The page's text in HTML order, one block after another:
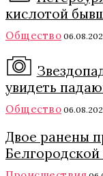
кислотой
Общество
увидеть
Общество
Двое ранены
Белгородской